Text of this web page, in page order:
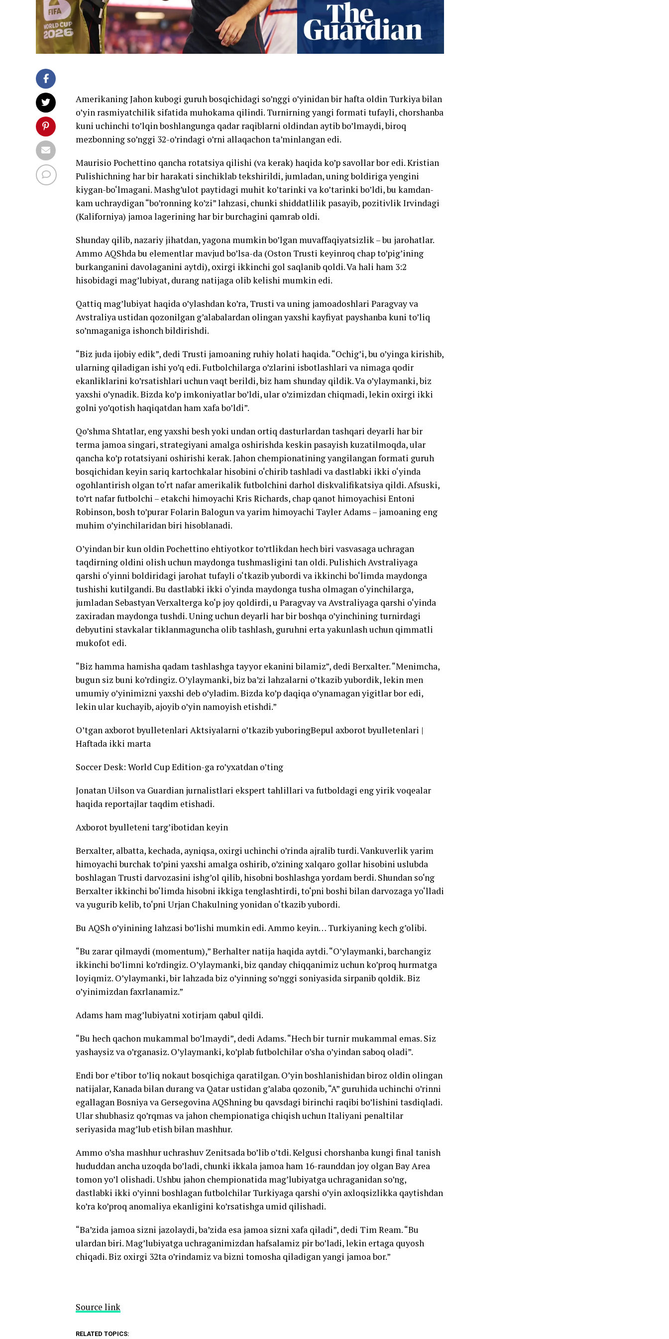
Amerikaning Jahon kubogi guruh bosqichidagi so’nggi o’yinidan bir hafta oldin Turkiya bilan
o’yin rasmiyatchilik sifatida muhokama qilindi. Turnirning yangi formati tufayli, chorshanba
kuni uchinchi to’lqin boshlangunga qadar raqiblarni oldindan aytib bo’lmaydi, biroq
mezbonning so’nggi 32-o’rindagi o’rni allaqachon ta’minlangan edi.
Maurisio Pochettino qancha rotatsiya qilishi (va kerak) haqida ko’p savollar bor edi. Kristian
Pulishichning har bir harakati sinchiklab tekshirildi, jumladan, uning boldiriga yengini
kiygan-bo‘lmagani. Mashg’ulot paytidagi muhit ko’tarinki va ko’tarinki bo’ldi, bu kamdan-
kam uchraydigan “bo’ronning ko’zi” lahzasi, chunki shiddatlilik pasayib, pozitivlik Irvindagi
(Kaliforniya) jamoa lagerining har bir burchagini qamrab oldi.
Shunday qilib, nazariy jihatdan, yagona mumkin bo’lgan muvaffaqiyatsizlik – bu jarohatlar.
Ammo AQShda bu elementlar mavjud bo’lsa-da (Oston Trusti keyinroq chap to’pig’ining
burkanganini davolaganini aytdi), oxirgi ikkinchi gol saqlanib qoldi. Va hali ham 3:2
hisobidagi mag’lubiyat, durang natijaga olib kelishi mumkin edi.
Qattiq mag’lubiyat haqida o’ylashdan ko’ra, Trusti va uning jamoadoshlari Paragvay va
Avstraliya ustidan qozonilgan g’alabalardan olingan yaxshi kayfiyat payshanba kuni to’liq
so’nmaganiga ishonch bildirishdi.
“Biz juda ijobiy edik”, dedi Trusti jamoaning ruhiy holati haqida. “Ochig’i, bu o’yinga kirishib,
ularning qiladigan ishi yo’q edi. Futbolchilarga o’zlarini isbotlashlari va nimaga qodir
ekanliklarini ko’rsatishlari uchun vaqt berildi, biz ham shunday qildik. Va o’ylaymanki, biz
yaxshi o’ynadik. Bizda ko’p imkoniyatlar bo’ldi, ular o’zimizdan chiqmadi, lekin oxirgi ikki
golni yo’qotish haqiqatdan ham xafa bo’ldi”.
Qo’shma Shtatlar, eng yaxshi besh yoki undan ortiq dasturlardan tashqari deyarli har bir
terma jamoa singari, strategiyani amalga oshirishda keskin pasayish kuzatilmoqda, ular
qancha ko’p rotatsiyani oshirishi kerak. Jahon chempionatining yangilangan formati guruh
bosqichidan keyin sariq kartochkalar hisobini o‘chirib tashladi va dastlabki ikki o‘yinda
ogohlantirish olgan to‘rt nafar amerikalik futbolchini darhol diskvalifikatsiya qildi. Afsuski,
to’rt nafar futbolchi – etakchi himoyachi Kris Richards, chap qanot himoyachisi Entoni
Robinson, bosh to’purar Folarin Balogun va yarim himoyachi Tayler Adams – jamoaning eng
muhim o’yinchilaridan biri hisoblanadi.
O’yindan bir kun oldin Pochettino ehtiyotkor to’rtlikdan hech biri vasvasaga uchragan
taqdirning oldini olish uchun maydonga tushmasligini tan oldi. Pulishich Avstraliyaga
qarshi o‘yinni boldiridagi jarohat tufayli o‘tkazib yubordi va ikkinchi bo‘limda maydonga
tushishi kutilgandi. Bu dastlabki ikki o‘yinda maydonga tusha olmagan o‘yinchilarga,
jumladan Sebastyan Verxalterga ko‘p joy qoldirdi, u Paragvay va Avstraliyaga qarshi o‘yinda
zaxiradan maydonga tushdi. Uning uchun deyarli har bir boshqa o’yinchining turnirdagi
debyutini stavkalar tiklanmaguncha olib tashlash, guruhni erta yakunlash uchun qimmatli
mukofot edi.
“Biz hamma hamisha qadam tashlashga tayyor ekanini bilamiz”, dedi Berxalter. “Menimcha,
bugun siz buni ko’rdingiz. O’ylaymanki, biz ba’zi lahzalarni o’tkazib yubordik, lekin men
umumiy o’yinimizni yaxshi deb o’yladim. Bizda ko’p daqiqa o’ynamagan yigitlar bor edi,
lekin ular kuchayib, ajoyib o’yin namoyish etishdi.”
O’tgan axborot byulletenlari Aktsiyalarni o’tkazib yuboringBepul axborot byulletenlari |
Haftada ikki marta
Soccer Desk: World Cup Edition-ga ro’yxatdan o’ting
Jonatan Uilson va Guardian jurnalistlari ekspert tahlillari va futboldagi eng yirik voqealar
haqida reportajlar taqdim etishadi.
Axborot byulleteni targ’ibotidan keyin
Berxalter, albatta, kechada, ayniqsa, oxirgi uchinchi o’rinda ajralib turdi. Vankuverlik yarim
himoyachi burchak to’pini yaxshi amalga oshirib, o’zining xalqaro gollar hisobini uslubda
boshlagan Trusti darvozasini ishg’ol qilib, hisobni boshlashga yordam berdi. Shundan so‘ng
Berxalter ikkinchi bo‘limda hisobni ikkiga tenglashtirdi, to‘pni boshi bilan darvozaga yo‘lladi
va yugurib kelib, to‘pni Urjan Chakulning yonidan o‘tkazib yubordi.
Bu AQSh o’yinining lahzasi bo’lishi mumkin edi. Ammo keyin… Turkiyaning kech g’olibi.
“Bu zarar qilmaydi (momentum),” Berhalter natija haqida aytdi. “O’ylaymanki, barchangiz
ikkinchi bo’limni ko’rdingiz. O’ylaymanki, biz qanday chiqqanimiz uchun ko’proq hurmatga
loyiqmiz. O’ylaymanki, bir lahzada biz o’yinning so’nggi soniyasida sirpanib qoldik. Biz
o’yinimizdan faxrlanamiz.”
Adams ham mag’lubiyatni xotirjam qabul qildi.
“Bu hech qachon mukammal bo’lmaydi”, dedi Adams. “Hech bir turnir mukammal emas. Siz
yashaysiz va o’rganasiz. O’ylaymanki, ko’plab futbolchilar o’sha o’yindan saboq oladi”.
Endi bor e’tibor to’liq nokaut bosqichiga qaratilgan. O’yin boshlanishidan biroz oldin olingan
natijalar, Kanada bilan durang va Qatar ustidan g’alaba qozonib, “A” guruhida uchinchi o’rinni
egallagan Bosniya va Gersegovina AQShning bu qavsdagi birinchi raqibi bo’lishini tasdiqladi.
Ular shubhasiz qo’rqmas va jahon chempionatiga chiqish uchun Italiyani penaltilar
seriyasida mag’lub etish bilan mashhur.
Ammo o’sha mashhur uchrashuv Zenitsada bo’lib o’tdi. Kelgusi chorshanba kungi final tanish
hududdan ancha uzoqda bo’ladi, chunki ikkala jamoa ham 16-raunddan joy olgan Bay Area
tomon yo’l olishadi. Ushbu jahon chempionatida mag’lubiyatga uchraganidan so’ng,
dastlabki ikki o’yinni boshlagan futbolchilar Turkiyaga qarshi o’yin axloqsizlikka qaytishdan
ko’ra ko’proq anomaliya ekanligini ko’rsatishga umid qilishadi.
“Ba’zida jamoa sizni jazolaydi, ba’zida esa jamoa sizni xafa qiladi”, dedi Tim Ream. “Bu
ulardan biri. Mag’lubiyatga uchraganimizdan hafsalamiz pir bo’ladi, lekin ertaga quyosh
chiqadi. Biz oxirgi 32ta o’rindamiz va bizni tomosha qiladigan yangi jamoa bor.”
Source link
RELATED TOPICS: